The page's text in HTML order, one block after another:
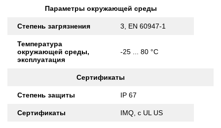
Параметры окружающей среды
Степень загрязнения 3, EN 60947-1
Температура
окружающей среды,
эксплуатация
-25 ... 80 °C
Сертификаты
Степень защиты IP 67
Сертификаты IMQ, c UL US